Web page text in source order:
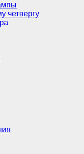
четвергу